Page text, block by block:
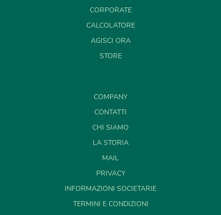
CORPORATE
CALCOLATORE
AGISCI ORA
STORE
COMPANY
CONTATTI
CHI SIAMO
LA STORIA
MAIL
PRIVACY
INFORMAZIONI SOCIETARIE
TERMINI E CONDIZIONI